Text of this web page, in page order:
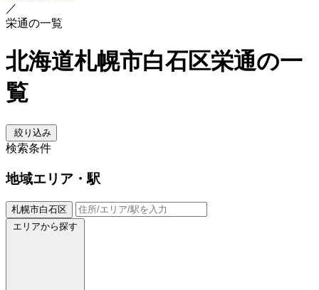
／
栄通の一覧
北海道札幌市白石区栄通の一
覧
絞り込み
検索条件
地域エリア・駅
札幌市白石区
エリアから探す